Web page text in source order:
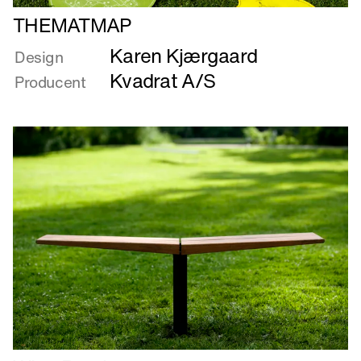
Læs
mere
om
THEMATMAP
THEMATMAP
Design Karen Kjærgaard
Producent Kvadrat A/S